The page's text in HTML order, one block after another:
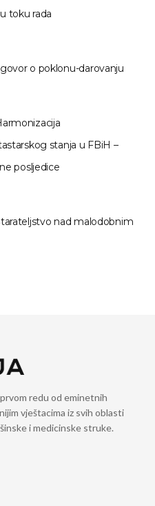
toku rada
o poklonu-darovanju
stanja u FBiH –
posljedice
nad malodobnim
redu od eminetnih
vještacima iz svih oblasti
i medicinske struke.